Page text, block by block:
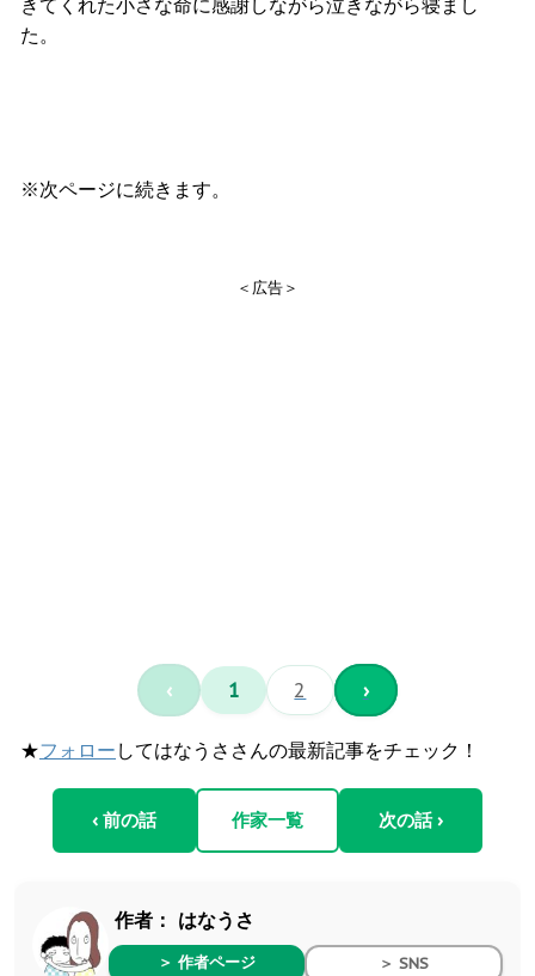
きてくれた小さな命に感謝しながら泣きながら寝まし
た。
※次ページに続きます。
＜広告＞
‹ 1 2 ›
★フォロー してはなうささんの最新記事をチェック！
‹ 前の話 作家一覧 次の話 ›
作者： はなうさ
＞ 作者ページ ＞ SNS